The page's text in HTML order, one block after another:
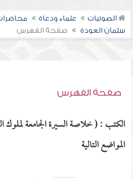
الصوتيات علماء ودعاة
سلمان العودة
صفحة الفهرس
صفحة الفهرس
الكتب : ( خلاصة السيرة الجامعة لملوك
المواضع التالية